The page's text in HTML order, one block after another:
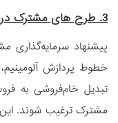
3. طرح های مشترک در بخش فرآوری «مواد معدنی حیاتی»
پیشنهاد سرمایه‌گذاری
خطوط پردازش
تبدیل خام‌فروشی به
مشترک ترغیب شوند. این